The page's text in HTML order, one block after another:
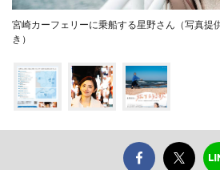
宮崎カーフェリーに乗船する星野さん（写真提
き）